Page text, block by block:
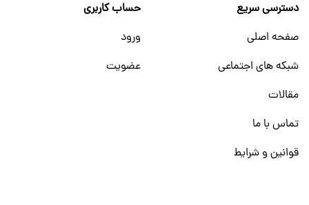
دسترسی سریع
صفحه اصلی
شبکه های اجتماعی
مقالات
تماس با ما
قوانین و شرایط
حساب کاربری
ورود
عضویت